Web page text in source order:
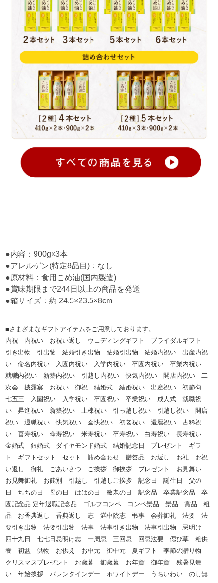
●内容：900g×3本
●アレルゲン(特定8品目)：なし
●原材料：食用こめ油(国内製造)
●賞味期限まで244日以上の商品を発送
●箱サイズ：約 24.5×23.5×8cm
■さまざまなギフトアイテムをご用意しております。
内祝 内祝い お祝い返し ウェディングギフト ブライダルギフト
引き出物 引出物 結婚引き出物 結婚引出物 結婚内祝い 出産内祝
い 命名内祝い 入園内祝い 入学内祝い 卒園内祝い 卒業内祝い
就職内祝い 新築内祝い 引越し内祝い 快気内祝い 開店内祝い 二
次会 披露宴 お祝い 御祝 結婚式 結婚祝い 出産祝い 初節句
七五三 入園祝い 入学祝い 卒園祝い 卒業祝い 成人式 就職祝
い 昇進祝い 新築祝い 上棟祝い 引っ越し祝い 引越し祝い 開店
祝い 退職祝い 快気祝い 全快祝い 初老祝い 還暦祝い 古稀祝
い 喜寿祝い 傘寿祝い 米寿祝い 卒寿祝い 白寿祝い 長寿祝い
金婚式 銀婚式 ダイヤモンド婚式 結婚記念日 プレゼント ギフ
ト ギフトセット セット 詰め合わせ 贈答品 お返し お礼 お祝
い返し 御礼 ごあいさつ ご挨拶 御挨拶 プレゼント お見舞い
お見舞御礼 お餞別 引越し 引越しご挨拶 記念日 誕生日 父の
日 ちちの日 母の日 ははの日 敬老の日 記念品 卒業記念品 卒
園記念品 定年退職記念品 ゴルフコンペ コンペ景品 景品 賞品 粗
品 お香典返し 香典返し 志 満中陰志 弔事 会葬御礼 法要 法
要引き出物 法要引出物 法事 法事引き出物 法事引出物 忌明け
四十九日 七七日忌明け志 一周忌 三回忌 回忌法要 偲び草 粗供
養 初盆 供物 お供え お中元 御中元 夏ギフト 季節の贈り物
クリスマスプレゼント お歳暮 御歳暮 お年賀 御年賀 残暑見舞
い 年始挨拶 バレンタインデー ホワイトデー うちいわい のし無